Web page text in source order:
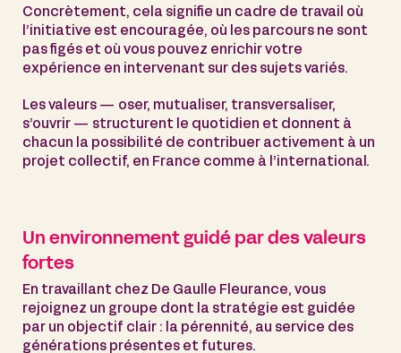
Concrètement, cela signifie un cadre de travail où
l’initiative est encouragée, où les parcours ne sont
pas figés et où vous pouvez enrichir votre
expérience en intervenant sur des sujets variés.
Les valeurs — oser, mutualiser, transversaliser,
s’ouvrir — structurent le quotidien et donnent à
chacun la possibilité de contribuer activement à un
projet collectif, en France comme à l’international.
Un environnement guidé par des valeurs
fortes
En travaillant chez De Gaulle Fleurance, vous
rejoignez un groupe dont la stratégie est guidée
par un objectif clair : la pérennité, au service des
générations présentes et futures.